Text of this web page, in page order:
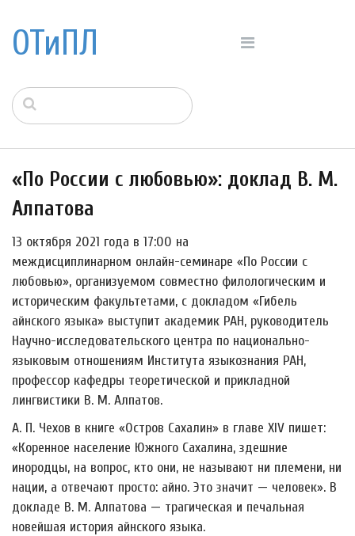
ОТиПЛ
«По России с любовью»: доклад В. М.
Алпатова
13 октября 2021 года в 17:00 на
междисциплинарном онлайн-семинаре «По России с
любовью», организуемом совместно филологическим и
историческим факультетами, с докладом «Гибель
айнского языка» выступит академик РАН, руководитель
Научно-исследовательского центра по национально-
языковым отношениям Института языкознания РАН,
профессор кафедры теоретической и прикладной
лингвистики В. М. Алпатов.
А. П. Чехов в книге «Остров Сахалин» в главе XIV пишет:
«Коренное население Южного Сахалина, здешние
инородцы, на вопрос, кто они, не называют ни племени, ни
нации, а отвечают просто: айно. Это значит — человек». В
докладе В. М. Алпатова — трагическая и печальная
новейшая история айнского языка.